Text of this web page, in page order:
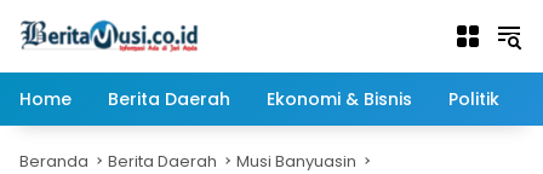
Home
Berita Daerah Ekonomi & Bisnis Politik
Beranda Berita Daerah Musi Banyuasin